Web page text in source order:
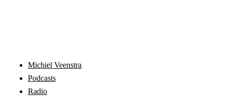
Michiel Veenstra
Podcasts
Radio